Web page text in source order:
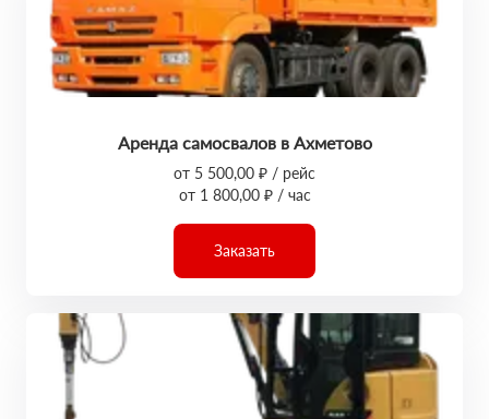
Аренда самосвалов в Ахметово
от 5 500,00 ₽ / рейс
от 1 800,00 ₽ / час
Заказать